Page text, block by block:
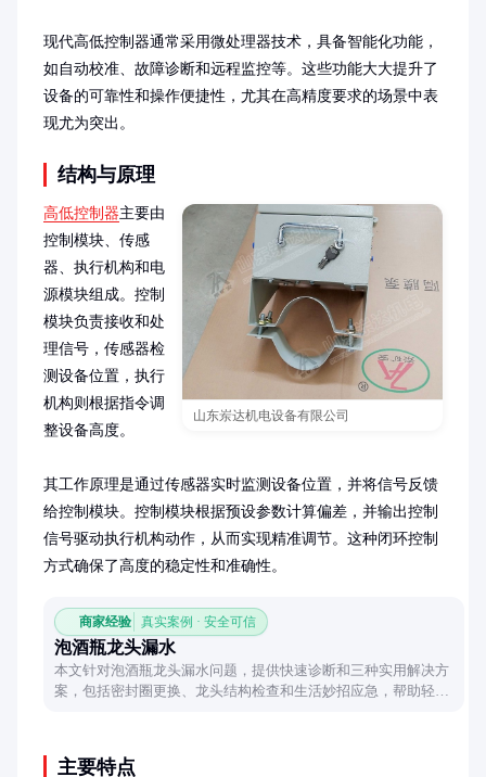
现代高低控制器通常采用微处理器技术，具备智能化功能，
如自动校准、故障诊断和远程监控等。这些功能大大提升了
设备的可靠性和操作便捷性，尤其在高精度要求的场景中表
现尤为突出。
结构与原理
山东岽达机电设备有限公司
高低控制器主要由
控制模块、传感
器、执行机构和电
源模块组成。控制
模块负责接收和处
理信号，传感器检
测设备位置，执行
机构则根据指令调
整设备高度。
其工作原理是通过传感器实时监测设备位置，并将信号反馈
给控制模块。控制模块根据预设参数计算偏差，并输出控制
信号驱动执行机构动作，从而实现精准调节。这种闭环控制
方式确保了高度的稳定性和准确性。
商家经验 真实案例 · 安全可信
泡酒瓶龙头漏水
本文针对泡酒瓶龙头漏水问题，提供快速诊断和三种实用解决方
案，包括密封圈更换、龙头结构检查和生活妙招应急，帮助轻松
主要特点